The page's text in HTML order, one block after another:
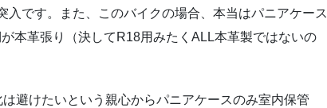
です。また、このバイクの場合、本当はパニアケース
本革張り（決してR18用みたくALL本革製ではないの
避けたいという親心からパニアケースのみ室内保管